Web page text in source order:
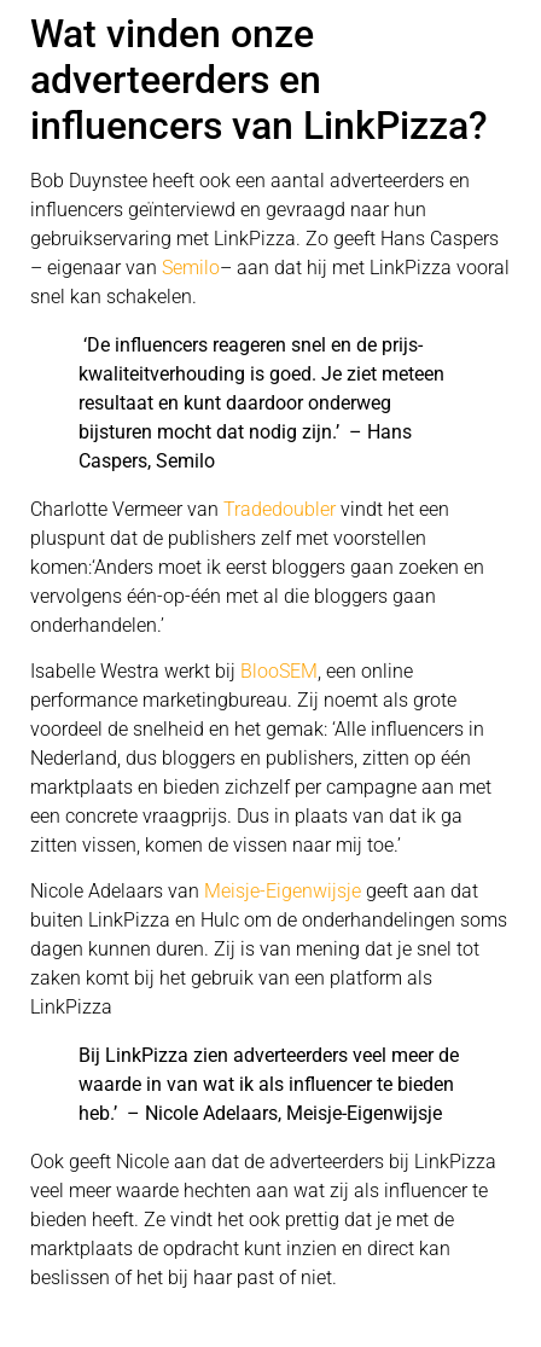
Wat vinden onze
adverteerders en
influencers van LinkPizza?
Bob Duynstee heeft ook een aantal adverteerders en
influencers geïnterviewd en gevraagd naar hun
gebruikservaring met LinkPizza. Zo geeft Hans Caspers
– eigenaar van Semilo– aan dat hij met LinkPizza vooral
snel kan schakelen.
‘De influencers reageren snel en de prijs-
kwaliteitverhouding is goed. Je ziet meteen
resultaat en kunt daardoor onderweg
bijsturen mocht dat nodig zijn.’ – Hans
Caspers, Semilo
Charlotte Vermeer van Tradedoublervindt het een
pluspunt dat de publishers zelf met voorstellen
komen:‘Anders moet ik eerst bloggers gaan zoeken en
vervolgens één-op-één met al die bloggers gaan
onderhandelen.’
Isabelle Westra werkt bij BlooSEM, een online
performance marketingbureau. Zij noemt als grote
voordeel de snelheid en het gemak: ‘Alle influencers in
Nederland, dus bloggers en publishers, zitten op één
marktplaats en bieden zichzelf per campagne aan met
een concrete vraagprijs. Dus in plaats van dat ik ga
zitten vissen, komen de vissen naar mij toe.’
Nicole Adelaars van Meisje-Eigenwijsje geeft aan dat
buiten LinkPizza en Hulc om de onderhandelingen soms
dagen kunnen duren. Zij is van mening dat je snel tot
zaken komt bij het gebruik van een platform als
LinkPizza
Bij LinkPizza zien adverteerders veel meer de
waarde in van wat ik als influencer te bieden
heb.’ – Nicole Adelaars, Meisje-Eigenwijsje
Ook geeft Nicole aan dat de adverteerders bij LinkPizza
veel meer waarde hechten aan wat zij als influencer te
bieden heeft. Ze vindt het ook prettig dat je met de
marktplaats de opdracht kunt inzien en direct kan
beslissen of het bij haar past of niet.